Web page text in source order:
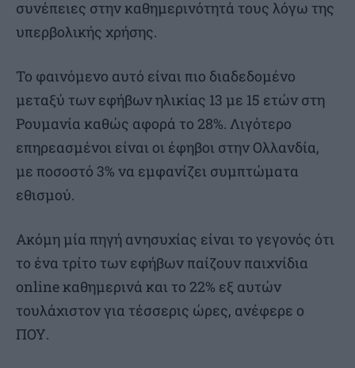
συνέπειες στην καθημερινότητά τους λόγω της
υπερβολικής χρήσης.
Το φαινόμενο αυτό είναι πιο διαδεδομένο
μεταξύ των εφήβων ηλικίας 13 με 15 ετών στη
Ρουμανία καθώς αφορά το 28%. Λιγότερο
επηρεασμένοι είναι οι έφηβοι στην Ολλανδία,
με ποσοστό 3% να εμφανίζει συμπτώματα
εθισμού.
Ακόμη μία πηγή ανησυχίας είναι το γεγονός ότι
το ένα τρίτο των εφήβων παίζουν παιχνίδια
online καθημερινά και το 22% εξ αυτών
τουλάχιστον για τέσσερις ώρες, ανέφερε ο
ΠΟΥ.